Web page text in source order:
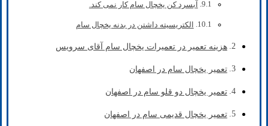
آبسرد کن یخچال سام کار نمی کند.
الکتریسیته داشتن در بدنه یخچال سام
هزینه تعمیر در تعمیرات یخچال سام آقای سرویس
تعمیر یخچال سام در اصفهان
تعمیر یخچال دو قلو سام در اصفهان
تعمیر یخچال قدیمی سام در اصفهان